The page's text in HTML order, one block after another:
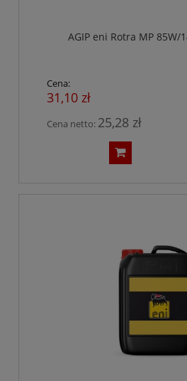
AGIP eni Rotra MP 85W/
Cena:
31,10 zł
Cena netto: 25,28 zł